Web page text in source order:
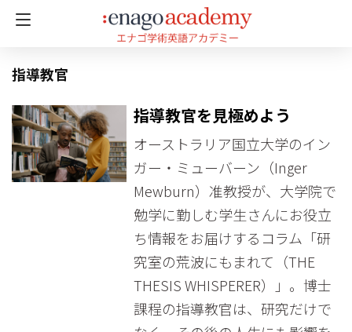
指導教官
指導教官を見極めよう
オーストラリア国立大学のイン
ガー・ミューバーン（Inger
Mewburn）准教授が、大学院で
勉学に勤しむ学生さんにお役立
ち情報をお届けするコラム「研
究室の荒波にもまれて（THE
THESIS WHISPERER）」。博士
課程の指導教官は、研究だけで